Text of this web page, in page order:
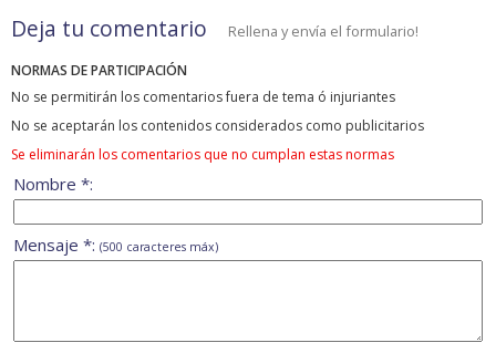
Deja tu comentario Rellena y envía el formulario!
NORMAS DE PARTICIPACIÓN
No se permitirán los comentarios fuera de tema ó injuriantes
No se aceptarán los contenidos considerados como publicitarios
Se eliminarán los comentarios que no cumplan estas normas
Nombre *:
Mensaje *: (500 caracteres máx)